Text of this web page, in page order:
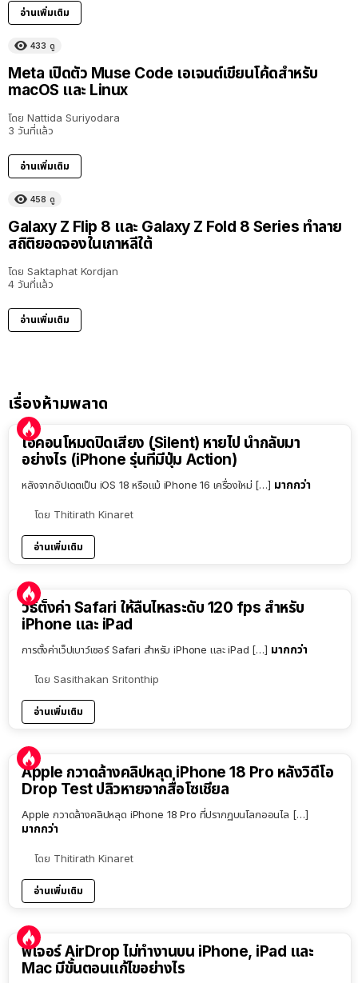
อ่านเพิ่มเติม
433 ดู
Meta เปิดตัว Muse Code เอเจนต์เขียนโค้ดสำหรับ
macOS และ Linux
โดย Nattida Suriyodara
3 วันที่แล้ว
อ่านเพิ่มเติม
458 ดู
Galaxy Z Flip 8 และ Galaxy Z Fold 8 Series ทำลาย
สถิติยอดจองในเกาหลีใต้
โดย Saktaphat Kordjan
4 วันที่แล้ว
อ่านเพิ่มเติม
เรื่องห้ามพลาด
ไอคอนโหมดปิดเสียง (Silent) หายไป นำกลับมา
อย่างไร (iPhone รุ่นที่มีปุ่ม Action)
หลังจากอัปเดตเป็น iOS 18 หรือแม้ iPhone 16 เครื่องใหม่ […] มากกว่า
โดย Thitirath Kinaret
อ่านเพิ่มเติม
วิธีตั้งค่า Safari ให้ลื่นไหลระดับ 120 fps สำหรับ
iPhone และ iPad
การตั้งค่าเว็ปเบาว์เซอร์ Safari สำหรับ iPhone และ iPad […] มากกว่า
โดย Sasithakan Sritonthip
อ่านเพิ่มเติม
Apple กวาดล้างคลิปหลุด iPhone 18 Pro หลังวิดีโอ
Drop Test ปลิวหายจากสื่อโซเชียล
Apple กวาดล้างคลิปหลุด iPhone 18 Pro ที่ปรากฏบนโลกออนไล […]
มากกว่า
โดย Thitirath Kinaret
อ่านเพิ่มเติม
ฟีเจอร์ AirDrop ไม่ทำงานบน iPhone, iPad และ
Mac มีขั้นตอนแก้ไขอย่างไร